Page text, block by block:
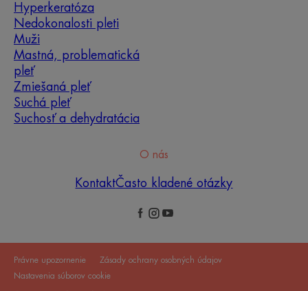
Hyperkeratóza
Nedokonalosti pleti
Muži
Mastná, problematická
pleť
Zmiešaná pleť
Suchá pleť
Suchosť a dehydratácia
O nás
KontaktČasto kladené otázky
Právne upozornenie
Zásady ochrany osobných údajov
Nastavenia súborov cookie